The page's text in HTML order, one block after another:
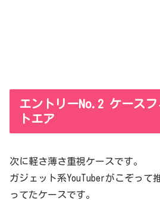
エントリーNo.2 ケース
トエア
次に軽さ薄さ重視ケースです。
ガジェット系YouTuberがこぞって
ってたケースです。